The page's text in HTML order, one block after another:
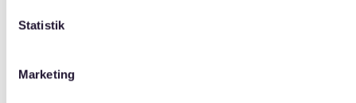
Statistik
Marketing